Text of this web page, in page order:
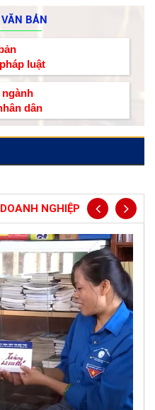
BẢN
luật
ngành
dân
NGHIỆP